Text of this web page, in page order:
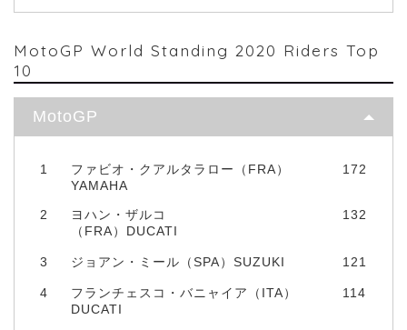
MotoGP World Standing 2020 Riders Top
10
MotoGP
1
ファビオ・クアルタラロー（FRA）
YAMAHA
172
2
ヨハン・ザルコ
（FRA）DUCATI
132
3 ジョアン・ミール（SPA）SUZUKI 121
4
フランチェスコ・バニャイア（ITA）
DUCATI
114